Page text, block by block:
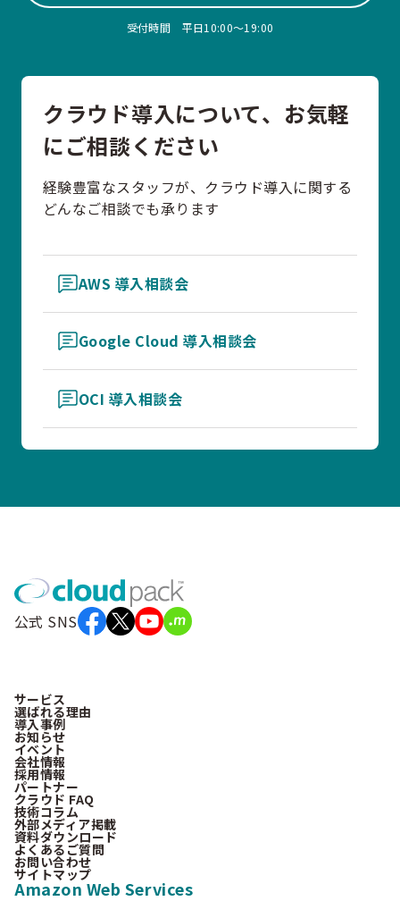
受付時間 平日10:00〜19:00
クラウド導入について、お気軽
にご相談ください
経験豊富なスタッフが、クラウド導入に関する
どんなご相談でも承ります
AWS 導入相談会
Google Cloud 導入相談会
OCI 導入相談会
公式 SNS
サービス
選ばれる理由
導入事例
お知らせ
イベント
会社情報
採用情報
パートナー
クラウド FAQ
技術コラム
外部メディア掲載
資料ダウンロード
よくあるご質問
お問い合わせ
サイトマップ
Amazon Web Services